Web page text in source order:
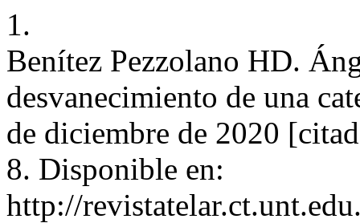
1.
Benítez Pezzolano HD.
desvanecimiento de una
de diciembre de 2020
8. Disponible en:
http://